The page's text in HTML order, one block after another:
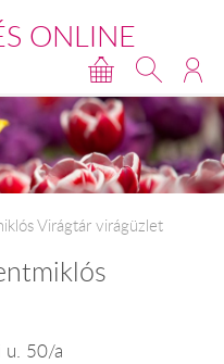
ONLINE
Virágtár virágüzlet
u. 50/a